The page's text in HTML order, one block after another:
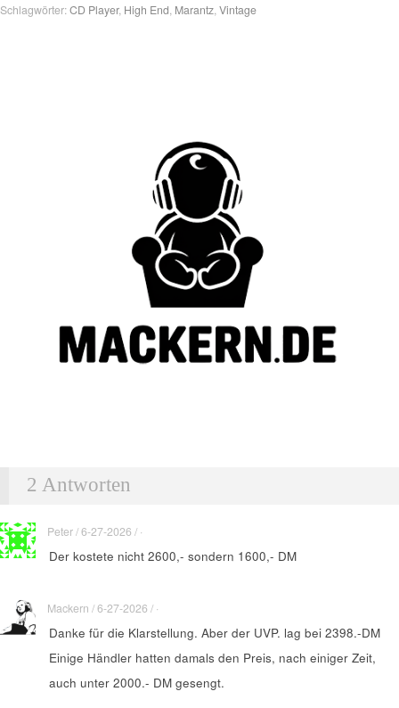
Schlagwörter:CD Player, High End, Marantz,Vintage
2 Antworten
Peter / 6-27-2026 / ·
Der kostete nicht 2600,- sondern 1600,- DM
Mackern / 6-27-2026 / ·
Danke für die Klarstellung. Aber der UVP. lag bei 2398.-DM
Einige Händler hatten damals den Preis, nach einiger Zeit,
auch unter 2000.- DM gesengt.